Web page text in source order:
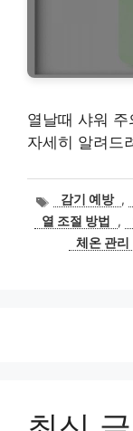
열날때 샤워
자세히 알려드
태
그
감기 예방 ,
열 조절 방법
,
체온 관리